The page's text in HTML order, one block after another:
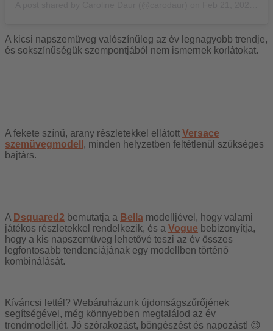
A kicsi napszemüveg valószínűleg az év legnagyobb trendje,
és sokszínűségük szempontjából nem ismernek korlátokat.
A fekete színű, arany részletekkel ellátott Versace
szemüvegmodell , minden helyzetben feltétlenül szükséges
bajtárs.
A Dsquared2 bemutatja a Bella modelljével, hogy valami
játékos részletekkel rendelkezik, és a Vogue bebizonyítja,
hogy a kis napszemüveg lehetővé teszi az év összes
legfontosabb tendenciájának egy modellben történő
kombinálását.
Kíváncsi lettél? Webáruházunk újdonságszűrőjének
segítségével, még könnyebben megtalálod az év
trendmodelljét. Jó szórakozást, böngészést és napozást! 😉